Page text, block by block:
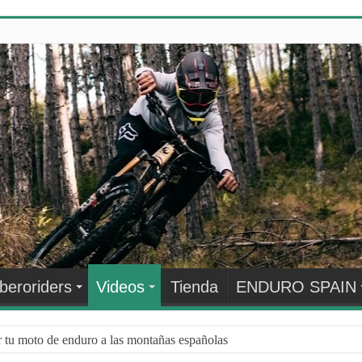
Videos Tienda ENDURO SPAIN
moto de enduro a las montañas españolas